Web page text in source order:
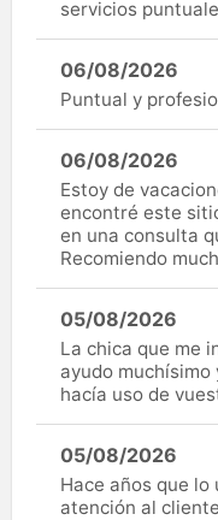
servicios
06/08/2026
Puntual y
06/08/2026
Estoy de
encontré este
en una consulta
Recomiendo
05/08/2026
La chica que me
ayudo muchísimo
hacía uso de
05/08/2026
Hace años que
atención al